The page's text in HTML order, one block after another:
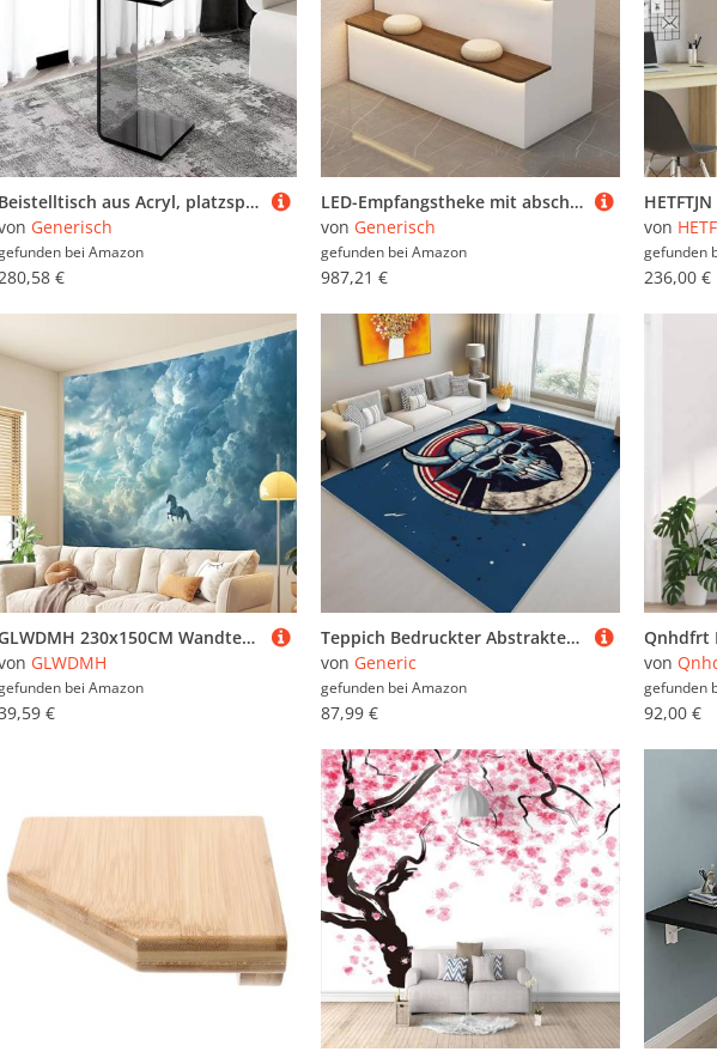
Beistelltisch aus Acryl, platzsparendes Design für Wohnzimmer, Schlafzimmer und Büro
Generisch
bei Amazon
€
LED-Empfangstheke mit abschließbarer Schublade, großer Stauraum, Kassenschreibtisch für Salon und Büro, modernes Design, Holz-Finish, stilvolle Empfangsmöbel
von Generisch
gefunden bei Amazon
987,21 €
von
gefunden
236,00 €
GLWDMH 230x150CM Wandteppich mit Wolken- und Pferde-Design, Wandteppiche aus Polyester, für Schlafzimmer, Büro, Wohnheim, Party-Dekor, mit Installationspaket
GLWDMH
bei Amazon
€
Teppich Bedruckter Abstrakter Stein Totenkopf Muster, Teppich Weich Kurzflor Waschbar rutschfest Wohnzimmer Schlafzimmer Büro Home Modern Design 140 x 200 cm, Blau
von Generic
gefunden bei Amazon
87,99 €
von
gefunden
92,00 €